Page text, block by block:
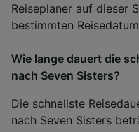
Reiseplaner auf dieser
bestimmten
Wie lange dauert die
nach Seven Sisters?
Die schnellste
nach Seven Sisters